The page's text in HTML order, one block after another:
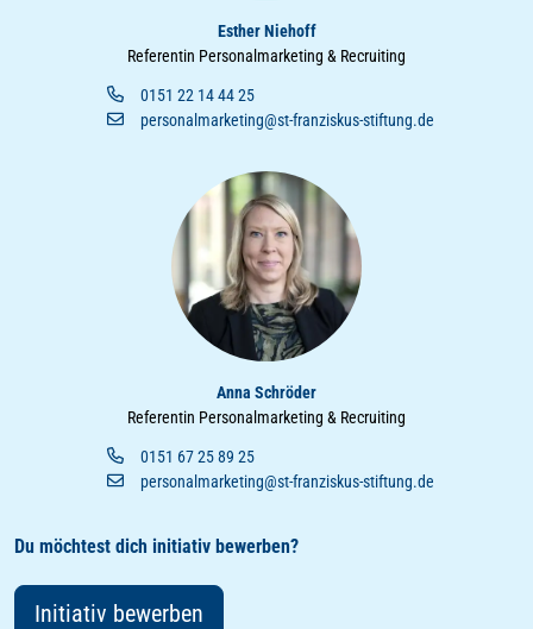
Esther Niehoff
Referentin Personalmarketing & Recruiting
0151 22 14 44 25
personalmarketing@st-franziskus-stiftung.de
Anna Schröder
Referentin Personalmarketing & Recruiting
0151 67 25 89 25
personalmarketing@st-franziskus-stiftung.de
Du möchtest dich initiativ bewerben?
Initiativ bewerben